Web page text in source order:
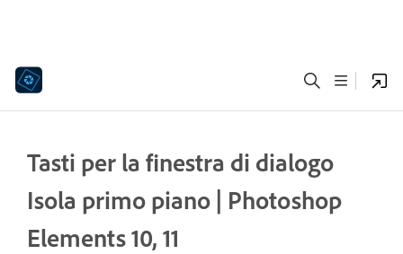
Tasti per la finestra di dialogo
Isola primo piano | Photoshop
Elements 10, 11